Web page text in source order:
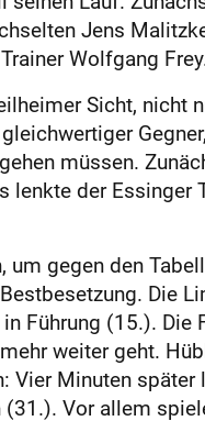
Jens
Wolfgang
Sicht, nicht
müssen.
der
um gegen den
Die
Führung (15.). Die
weiter geht.
Vier Minuten
Vor allem